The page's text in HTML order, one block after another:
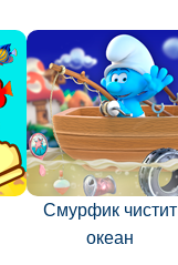
Смурфик чистит
океан